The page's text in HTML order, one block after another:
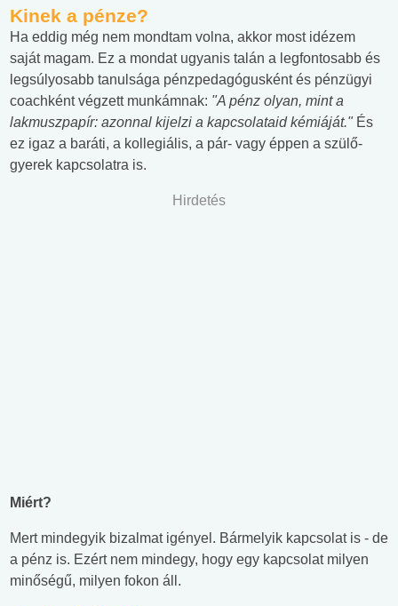
Kinek a pénze?
Ha eddig még nem mondtam volna, akkor most idézem
saját magam. Ez a mondat ugyanis talán a legfontosabb és
legsúlyosabb tanulsága pénzpedagógusként és pénzügyi
coachként végzett munkámnak: "A pénz olyan, mint a
lakmuszpapír: azonnal kijelzi a kapcsolataid kémiáját." És
ez igaz a baráti, a kollegiális, a pár- vagy éppen a szülő-
gyerek kapcsolatra is.
Hirdetés
Miért?
Mert mindegyik bizalmat igényel. Bármelyik kapcsolat is - de
a pénz is. Ezért nem mindegy, hogy egy kapcsolat milyen
minőségű, milyen fokon áll.